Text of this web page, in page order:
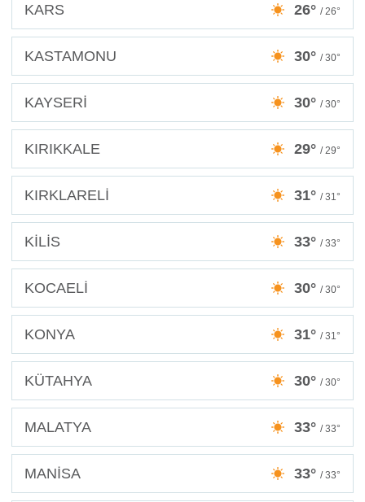
KARS 26° / 26°
KASTAMONU 30° / 30°
KAYSERİ 30° / 30°
KIRIKKALE 29° / 29°
KIRKLARELİ 31° / 31°
KİLİS 33° / 33°
KOCAELİ 30° / 30°
KONYA 31° / 31°
KÜTAHYA 30° / 30°
MALATYA 33° / 33°
MANİSA 33° / 33°